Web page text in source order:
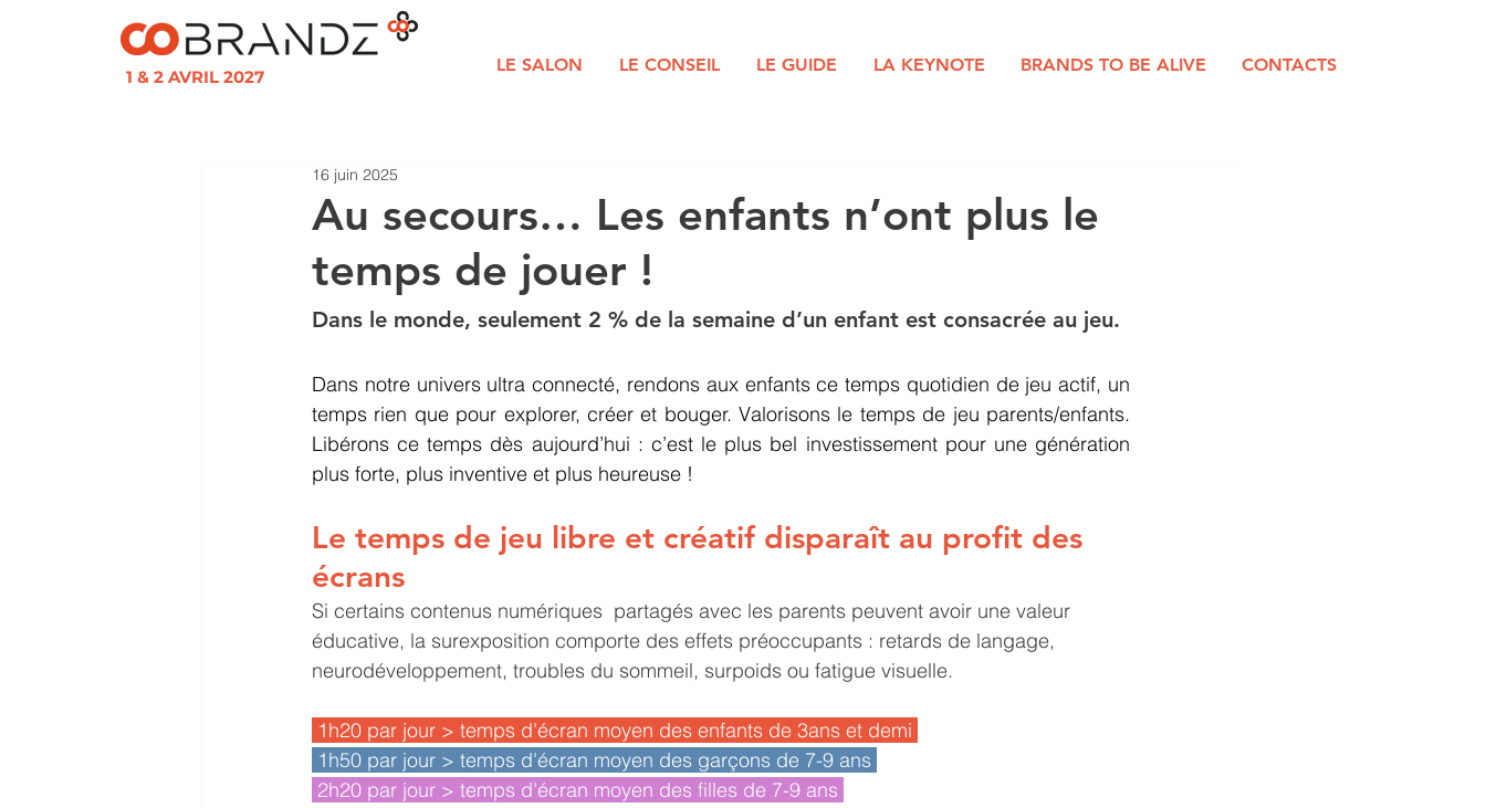
1 & 2 AVRIL 2027
LE SALON LE CONSEIL LE GUIDE LA KEYNOTE BRANDS TO BE ALIVE CONTACTS
Au secours… Les enfants n’ont plus le
temps de jouer !
16 juin 2025
Dans le monde, seulement 2 % de la semaine d’un enfant est consacrée au jeu.
Dans notre univers ultra connecté, rendons aux enfants ce temps quotidien de jeu actif, un
temps rien que pour explorer, créer et bouger. Valorisons le temps de jeu parents/enfants.
Libérons ce temps dès aujourd’hui : c’est le plus bel investissement pour une génération
plus forte, plus inventive et plus heureuse !
Le temps de jeu libre et créatif disparaît au profit des
écrans
Si certains contenus numériques  partagés avec les parents peuvent avoir une valeur
éducative, la surexposition comporte des effets préoccupants : retards de langage,
neurodéveloppement, troubles du sommeil, surpoids ou fatigue visuelle.
1h20 par jour > temps d'écran moyen des enfants de 3ans et demi
1h50 par jour > temps d'écran moyen des garçons de 7-9 ans
2h20 par jour > temps d'écran moyen des filles de 7-9 ans